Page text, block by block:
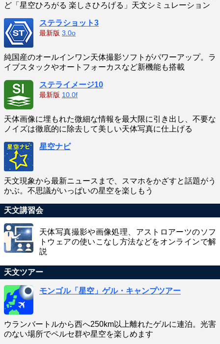
ど「星空ひろがる 楽しさひろげる」天文シミュレーション
ステラショット3
最新版 3.0o
純国産のオールインワン天体撮影ソフトがパワーアップ。ラ
イブスタックやオートフォーカスなど新機能も搭載
ステライメージ10
最新版 10.0f
天体画像に埋もれた微細な情報を最大限に引き出し、不要な
ノイズは徹底的に除去して美しい天体写真に仕上げる
星空ナビ
天文現象から最新ニュースまで、スマホをかざすと話題がう
かぶ。不思議がいっぱいの星空を楽しもう
天文講習会
天体写真撮影や画像処理、アストロアーツのソフ
トウェアの使いこなし方法などをオンラインで解
説
天文ツアー
モンゴル「星空」ゲル・キャンプツアー
ウランバートルから西へ250km以上離れたゲルに連泊。光害
のない場所でペルセ群や星空を楽しめます